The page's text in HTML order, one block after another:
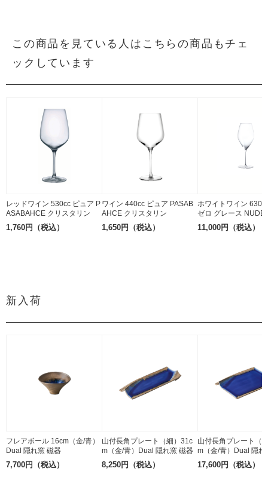
この商品を見ている人はこちらの商品もチェ
ックしています
レッドワイン 530cc ピュア P
ASABAHCE クリスタリン
1,760円（税込）
ワイン 440cc ピュア PASAB
AHCE クリスタリン
1,650円（税込）
ホワイトワイン
ゼロ グレース NUDE
リスタル
11,000円（税込）
新入荷
フレアボール 16cm（金/青）
Dual 隠れ窯 磁器
7,700円（税込）
山付長角プレート（細）31c
m（金/青）Dual 隠れ窯 磁器
8,250円（税込）
山付長角プレート（
m（金/青）Dual 隠れ
17,600円（税込）